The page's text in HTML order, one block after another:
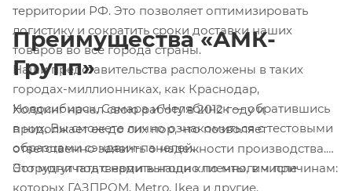
территории РФ. Это позволяет оптимизировать
логистику и сократить сроки доставки наших
товаров во все города страны.
Наши представительства расположены в таких
городах-миллионниках, как Краснодар,
Новосибирск, Самара и Челябинск — обратившись
в них, Вы сможете лично ознакомиться с тестовыми
образцами сэндвич-панелей.
Преимущества «АМК-
Групп»
Холдинг начал свою работу в 2012 году и
продолжает ее до сих пор, что позволяет
ответственно заявить о надежности производства.
Это могут подтвердить наши клиенты, в числе
которых ГАЗПРОМ, Metro, Ikea и другие.
Сотрудничать с нами выгодно по многим причинам: